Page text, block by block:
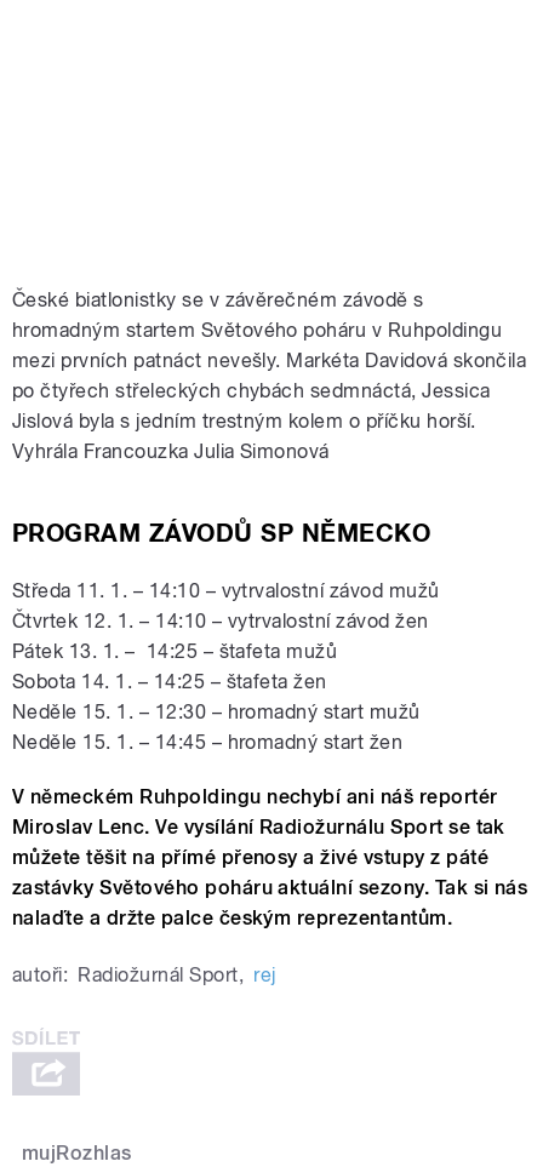
České biatlonistky se v závěrečném závodě s
hromadným startem Světového poháru v Ruhpoldingu
mezi prvních patnáct nevešly. Markéta Davidová skončila
po čtyřech střeleckých chybách sedmnáctá, Jessica
Jislová byla s jedním trestným kolem o příčku horší.
Vyhrála Francouzka Julia Simonová
PROGRAM ZÁVODŮ SP NĚMECKO
Středa 11. 1. – 14:10 – vytrvalostní závod mužů
Čtvrtek 12. 1. – 14:10 – vytrvalostní závod žen
Pátek 13. 1. – 14:25 – štafeta mužů
Sobota 14. 1. – 14:25 – štafeta žen
Neděle 15. 1. – 12:30 – hromadný start mužů
Neděle 15. 1. – 14:45 – hromadný start žen
V německém Ruhpoldingu nechybí ani náš reportér
Miroslav Lenc. Ve vysílání Radiožurnálu Sport se tak
můžete těšit na přímé přenosy a živé vstupy z páté
zastávky Světového poháru aktuální sezony. Tak si nás
nalaďte a držte palce českým reprezentantům.
autoři: Radiožurnál Sport, rej
mujRozhlas